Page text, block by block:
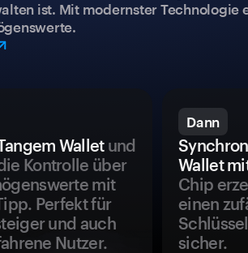
ist. Mit modernster
Walletund
Kontrolle über
mit
Perfekt für
und auch
Nutzer.
Dann
Wallet
Chip
einen
sicher.